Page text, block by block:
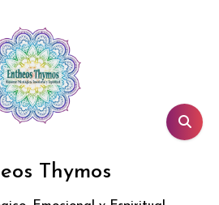
Thymos